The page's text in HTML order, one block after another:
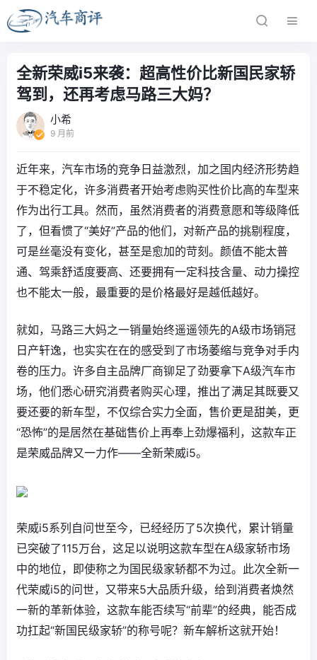
全新荣威i5来袭：超高性价比新国民家轿
驾到，还再考虑马路三大妈？
小希
9 月前
近年来，汽车市场的竞争日益激烈，加之国内经济形势趋
于不稳定化，许多消费者开始考虑购买性价比高的车型来
作为出行工具。然而，虽然消费者的消费意愿和等级降低
了，但看惯了“美好”产品的他们，对新产品的挑剔程度，
可是丝毫没有变化，甚至是愈加的苛刻。颜值不能太普
通、驾乘舒适度要高、还要拥有一定科技含量、动力操控
也不能太一般，最重要的是价格最好是越低越好。
就如，马路三大妈之一销量始终遥遥领先的A级市场销冠
日产轩逸，也实实在在的感受到了市场萎缩与竞争对手内
卷的压力。许多自主品牌厂商铆足了劲要拿下A级汽车市
场，他们悉心研究消费者购买心理，推出了满足其既要又
要还要的新车型，不仅综合实力全面，售价更是甜美，更
“恐怖”的是居然在基础售价上再奉上劲爆福利，这款车正
是荣威品牌又一力作——全新荣威i5。
荣威i5系列自问世至今，已经经历了5次换代，累计销量
已突破了115万台，这足以说明这款车型在A级家轿市场
中的地位，即使称之为国民级家轿都不为过。此次全新一
代荣威i5的问世，又带来5大品质升级，给到消费者焕然
一新的革新体验，这款车能否续写“前辈”的经典，能否成
功扛起“新国民级家轿”的称号呢？新车解析这就开始！